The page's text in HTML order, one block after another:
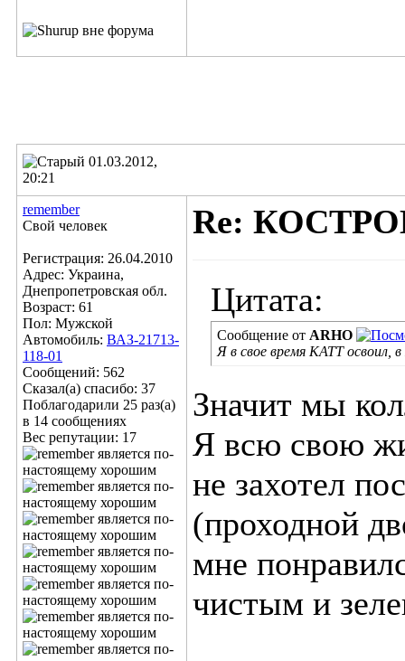
01.03.2012,
20:21
remember
Свой человек
Регистрация: 26.04.2010
Адрес: Украина,
Днепропетровская обл.
Возраст: 61
Пол: Мужской
Автомобиль: ВАЗ-21713-
118-01
Сообщений: 562
Сказал(а) спасибо: 37
Поблагодарили 25 раз(а)
в 14 сообщениях
Вес репутации: 17
Re:
Цитата:
Сообщение от ARHO
Я в свое время КАТТ
Значит мы
Я всю свою
не захотел
(проходной
мне
чистым и